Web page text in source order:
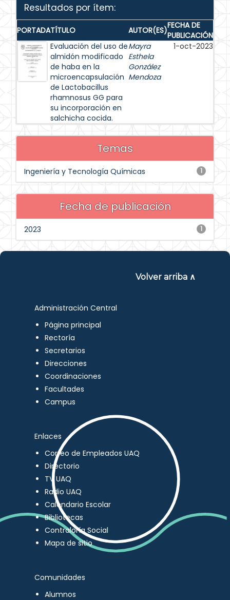
Resultados por ítem:
PORTADATÍTULO AUTOR(ES)FECHA DE
PUBLICACIÓN
Evaluación del uso de
almidón modificado
de haba en la
microencapsulación
de Lactobacillus
rhamnosus GG para
su incorporación en
salchicha cocida.
Mayra
Esthela
González
Mendoza
1-oct-2023
Temas
1
Ingeniería y Tecnología Químicas
Fecha de publicación
1
2023
Volver arriba ∧
Administración Central
Página principal
Rectoría
Secretarios
Direcciones
Coordinaciones
Facultades
Campus
Enlaces
Correo de Empleados UAQ
Directorio
TV UAQ
Radio UAQ
Calendario Escolar
Bibliotecas
Contraloría Social
Mapa de sitio
Comunidades
Alumnos